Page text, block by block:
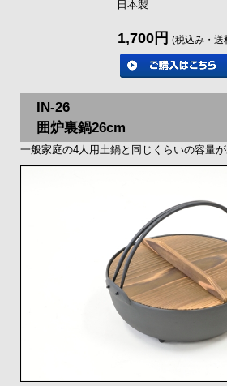
日本製
1,700円 (税込み・送
IN-26
囲炉裏鍋26cm
一般家庭の4人用土鍋と同じくらいの容量が